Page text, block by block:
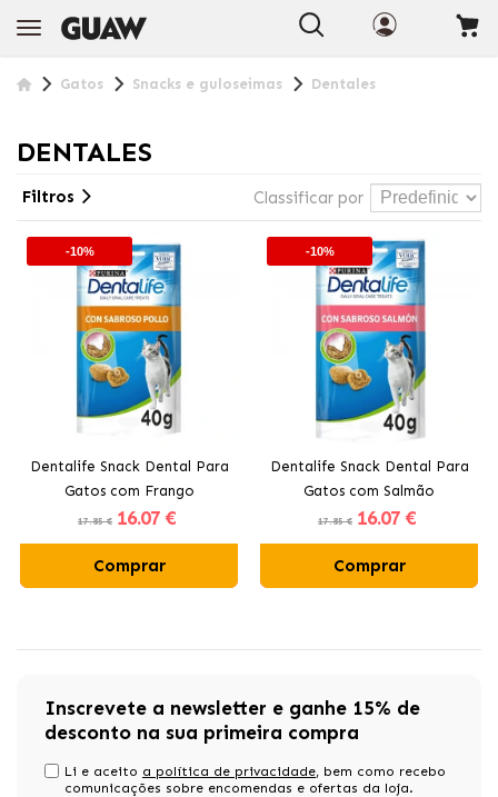
Gatos Snacks e guloseimas Dentales
DENTALES
Classificar por
Filtros
-10%
Dentalife Snack Dental Para
Gatos com Frango
17.85 € 16.07 €
Comprar
-10%
Dentalife Snack Dental Para
Gatos com Salmão
17.85 € 16.07 €
Comprar
Inscrevete a newsletter e ganhe 15% de
desconto na sua primeira compra
Li e aceito a política de privacidade, bem como recebo
comunicações sobre encomendas e ofertas da loja.